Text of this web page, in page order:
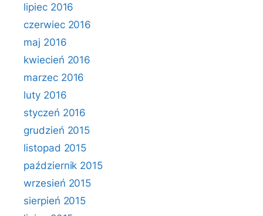
lipiec 2016
czerwiec 2016
maj 2016
kwiecień 2016
marzec 2016
luty 2016
styczeń 2016
grudzień 2015
listopad 2015
październik 2015
wrzesień 2015
sierpień 2015